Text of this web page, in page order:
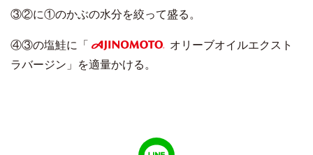
③②に①のかぶの水分を絞って盛る。
④③の塩鮭に「
AJINOMOTO
オリーブオイルエクスト
ラバージン」を適量かける。